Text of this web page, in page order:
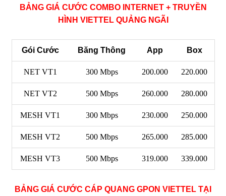
BẢNG GIÁ CƯỚC COMBO INTERNET + TRUYỀN
HÌNH VIETTEL QUẢNG NGÃI
Gói Cước Băng Thông App Box
NET VT1 300 Mbps 200.000 220.000
NET VT2 500 Mbps 260.000 280.000
MESH VT1 300 Mbps 230.000 250.000
MESH VT2 500 Mbps 265.000 285.000
MESH VT3 500 Mbps 319.000 339.000
BẢNG GIÁ CƯỚC CÁP QUANG GPON VIETTEL TẠI